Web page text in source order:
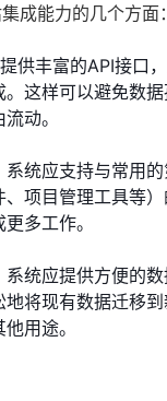
成能力的几个方面：
供丰富的API接口
这样可以避免数
动。
系统应支持与常用
项目管理工具等
多工作。
系统应提供方便的
地将现有数据迁移
用途。